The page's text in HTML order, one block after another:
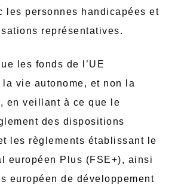
les personnes handicapées et
représentatives.
les fonds de l’UE
vie autonome, et non la
en veillant à ce que le
des dispositions
les règlements établissant le
européen Plus (FSE+), ainsi
européen de développement